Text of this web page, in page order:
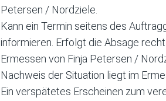
Petersen / Nordziele.
Kann ein Termin seitens des
informieren. Erfolgt die Absage
Ermessen von Finja Petersen /
Nachweis der Situation liegt im
Ein verspätetes Erscheinen zum